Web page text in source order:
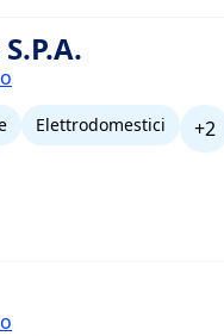
Elettrodomestici
+2